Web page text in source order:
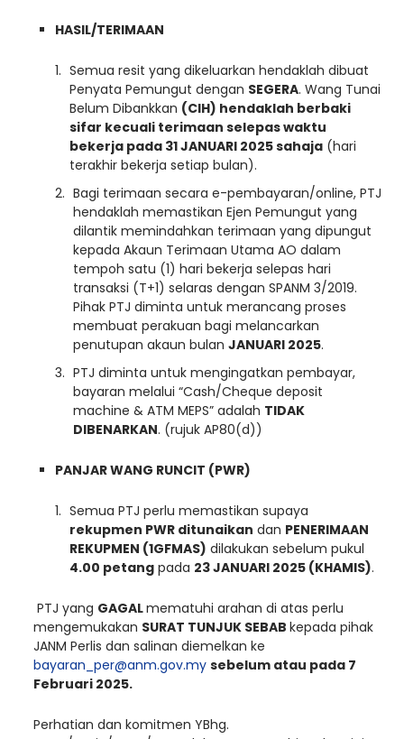
HASIL/TERIMAAN
Semua resit yang dikeluarkan hendaklah dibuat
Penyata Pemungut dengan SEGERA. Wang Tunai
Belum Dibankkan (CIH) hendaklah berbaki
sifar kecuali terimaan selepas waktu
bekerja pada 31 JANUARI 2025 sahaja (hari
terakhir bekerja setiap bulan).
Bagi terimaan secara e-pembayaran/online, PTJ
hendaklah memastikan Ejen Pemungut yang
dilantik memindahkan terimaan yang dipungut
kepada Akaun Terimaan Utama AO dalam
tempoh satu (1) hari bekerja selepas hari
transaksi (T+1) selaras dengan SPANM 3/2019.
Pihak PTJ diminta untuk merancang proses
membuat perakuan bagi melancarkan
penutupan akaun bulan JANUARI 2025.
PTJ diminta untuk mengingatkan pembayar,
bayaran melalui “Cash/Cheque deposit
machine & ATM MEPS” adalah TIDAK
DIBENARKAN. (rujuk AP80(d))
PANJAR WANG RUNCIT (PWR)
Semua PTJ perlu memastikan supaya
rekupmen PWR ditunaikan dan PENERIMAAN
REKUPMEN (1GFMAS) dilakukan sebelum pukul
4.00 petang pada 23 JANUARI 2025 (KHAMIS).
PTJ yang GAGALmematuhi arahan di atas perlu
mengemukakan SURAT TUNJUK SEBAB kepada pihak
JANM Perlis dan salinan diemelkan ke
bayaran_per@anm.gov.my sebelum atau pada 7
Februari 2025.
Perhatian dan komitmen YBhg.